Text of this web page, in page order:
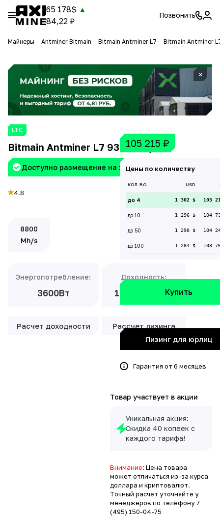
65 178$ ▲
84,22 ₽
Позвонить
Майнеры Antminer Bitmain Bitmain Antminer L7 Bitmain Antminer
×
LTC
Bitmain Antminer L7 9300 Mh/s
Доступно размещение на хостинге Aximine
4.8
8800
Mh/s
Энергопотребление:
3600Вт
Доходность:
12 210 ₽/мес
Расчет доходности Рассчет лизинга
105 215 ₽
Цены по количеству
КОЛ-ВО USD
до 4 1 302 $ 105
до 10 1 296 $ 104
до 50 1 290 $ 104
до 100 1 284 $ 103
Купить
Лизинг для юрлиц
Гарантия от 6 месяцев
Товар участвует в акции
Уникальная акция:
Скидка 40 копеек с
каждого тарифа!
Внимание: Цена товара
может отличаться из-за курса
доллара и криптовалют.
Точный расчет уточняйте у
менеджеров по телефону7
(495) 150-04-75